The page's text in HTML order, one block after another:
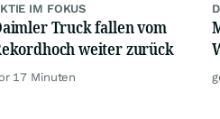
IM FOKUS
Truck fallen vom
weiter zurück
17 Minuten